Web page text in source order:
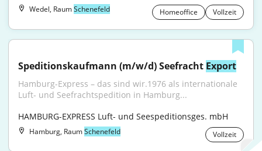
Wedel, RaumSchenefeld Homeoffice Vollzeit
Speditionskaufmann (m/w/d) Seefracht Export
Hamburg-Express – das sind wir.1976 als internationale
Luft- und Seefrachtspedition in Hamburg...
HAMBURG-EXPRESS Luft- und Seespeditionsges. mbH
Hamburg, RaumSchenefeld Vollzeit